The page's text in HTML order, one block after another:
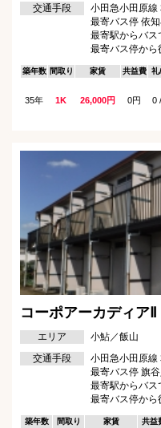
交通手段
小田急小田原線
最寄バス停 依
最寄駅からバス
最寄バス停から
築年数 間取り 家賃 共益費 礼
35年 1K 26,000円 0円 0
コーポアーカディア
エリア
小鮎／飯山
交通手段
小田急小田原線
最寄バス停 旗谷
最寄駅からバス
最寄バス停から
築年数 間取り 家賃 共益